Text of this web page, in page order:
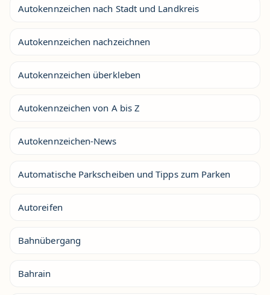
Autokennzeichen nach Stadt und Landkreis
Autokennzeichen nachzeichnen
Autokennzeichen überkleben
Autokennzeichen von A bis Z
Autokennzeichen-News
Automatische Parkscheiben und Tipps zum Parken
Autoreifen
Bahnübergang
Bahrain